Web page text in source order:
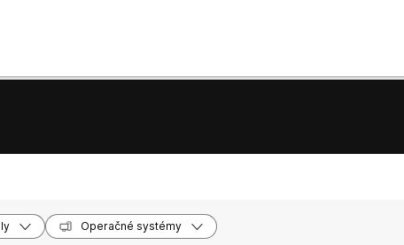
Operačné systémy